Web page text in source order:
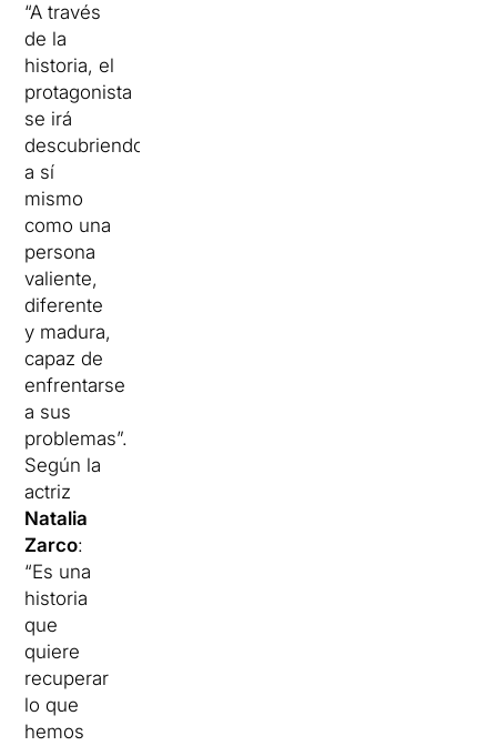
“A través
de la
historia, el
protagonista
se irá
descubriendo
a sí
mismo
como una
persona
valiente,
diferente
y madura,
capaz de
enfrentarse
a sus
problemas”.
Según la
actriz
Natalia
Zarco:
“Es una
historia
que
quiere
recuperar
lo que
hemos